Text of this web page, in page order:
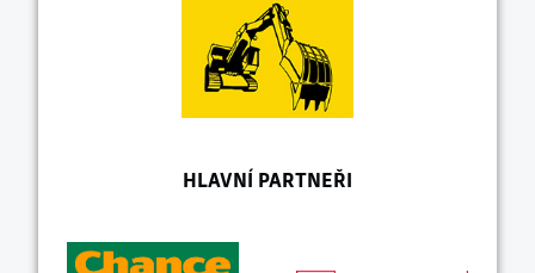
HLAVNÍ PARTNEŘI